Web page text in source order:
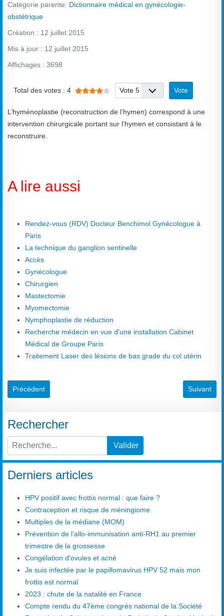
Catégorie parente: Dictionnaire médical en gynécologie-
obstétrique
Création : 12 juillet 2015
Mis à jour : 12 juillet 2015
Affichages : 3698
Total des votes : 4 Veuillez voter
L’hyménoplastie (reconstruction de l’hymen) correspond à une
intervention chirurgicale portant sur l’hymen et consistant à le
reconstruire.
A lire aussi
Rendez-vous (RDV) Docteur Benchimol Gynécologue à
Paris
La technique du ganglion sentinelle
Accès
Gynécologue
Chirurgien
Mastectomie
Myomectomie
Nymphoplastie de réduction
Recherche médecin en vue d'une installation Cabinet
Médical de Groupe Paris
Traitement Laser des lésions de bas grade du col utérin
Article précédent : Hydrométrie
Précédent Article
Suivant
Rechercher
Type 2 or more characters for results.
Valider
Derniers articles
HPV positif avec frottis normal : que faire ?
Contraception et risque de méningiome
Multiples de la médiane (MOM)
Prévention de l’allo-immunisation anti-RH1 au premier
trimestre de la grossesse
Congélation d'ovules et acné
Je suis infectée par le papillomavirus HPV 52 mais mon
frottis est normal
2023 : chute de la natalité en France
Compte rendu du 47ème congrès national de la Société